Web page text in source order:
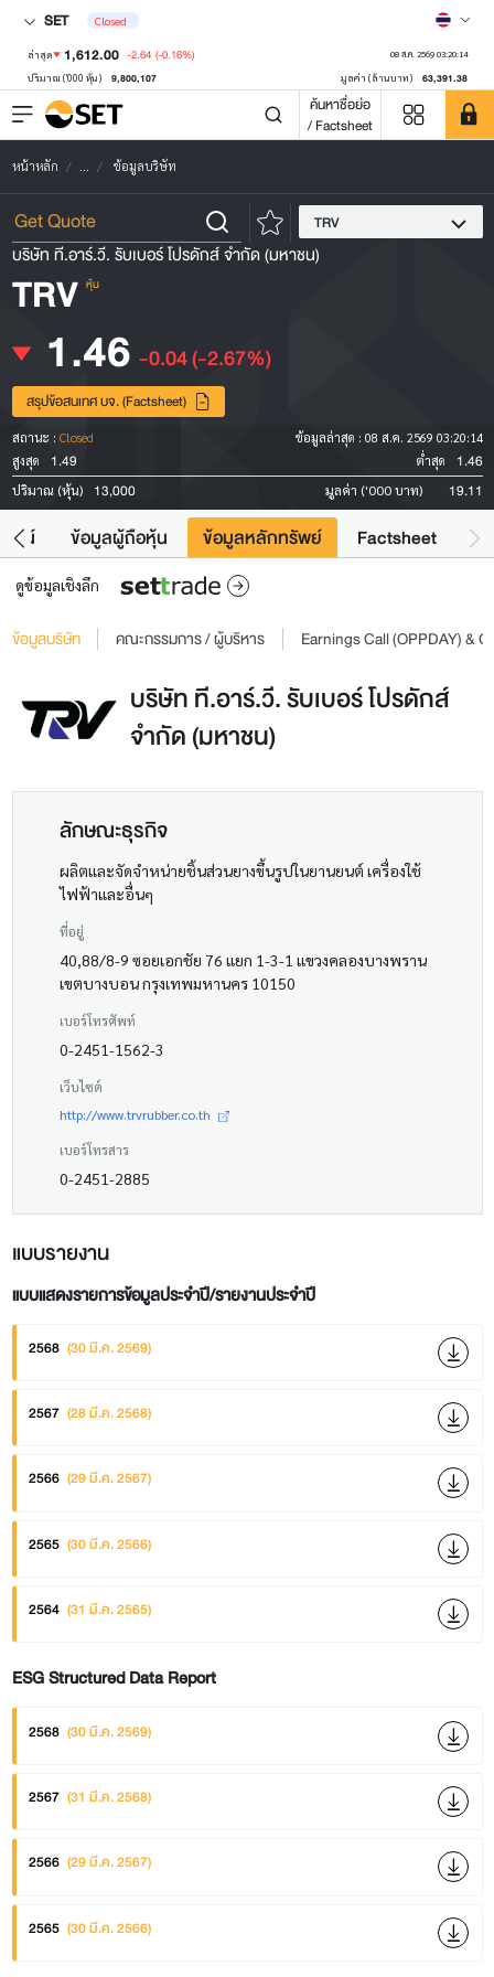
SET Closed
ล่าสุด 1,612.00 -2.64 (-0.16%) 08 ส.ค. 2569 03:20:14
ปริมาณ ('000 หุ้น) 9,800,107 มูลค่า (ล้านบาท) 63,391.38
ค้นหาชื่อย่อ
/ Factsheet
หน้าหลัก ... ข้อมูลบริษัท
TRV
บริษัท ที.อาร์.วี. รับเบอร์ โปรดักส์ จำกัด (มหาชน)
TRV หุ้น
1.46 -0.04(-2.67%)
สรุปข้อสนเทศ บจ. (Factsheet)
สถานะ : Closed ข้อมูลล่าสุด : 08 ส.ค. 2569 03:20:14
สูงสุด
1.49 ต่ำสุด 1.46
ปริมาณ (หุ้น) 13,000 มูลค่า ('000 บาท) 19.11
ยชน์ ข้อมูลผู้ถือหุ้น ข้อมูลหลักทรัพย์ Factsheet
ดูข้อมูลเชิงลึก
ข้อมูลบริษัท คณะกรรมการ / ผู้บริหาร Earnings Call (OPPDAY) &
บริษัท ที.อาร์.วี. รับเบอร์ โปรดักส์
จำกัด (มหาชน)
ลักษณะธุรกิจ
ผลิตและจัดจำหน่ายชิ้นส่วนยางขึ้นรูปในยานยนต์ เครื่องใช้
ไฟฟ้าและอื่นๆ
ที่อยู่
40,88/8-9 ซอยเอกชัย 76 แยก 1-3-1 แขวงคลองบางพราน
เขตบางบอน กรุงเทพมหานคร 10150
เบอร์โทรศัพท์
0-2451-1562-3
เว็บไซต์
http://www.trvrubber.co.th
เบอร์โทรสาร
0-2451-2885
แบบรายงาน
แบบแสดงรายการข้อมูลประจำปี/รายงานประจำปี
2568 (30 มี.ค. 2569)
2567 (28 มี.ค. 2568)
2566 (29 มี.ค. 2567)
2565 (30 มี.ค. 2566)
2564 (31 มี.ค. 2565)
ESG Structured Data Report
2568 (30 มี.ค. 2569)
2567 (31 มี.ค. 2568)
2566 (29 มี.ค. 2567)
2565 (30 มี.ค. 2566)